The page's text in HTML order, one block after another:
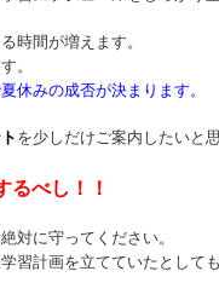
時間が増えます。
。
休みの成否が決まります。
を少しだけご案内したいと
るべし！！
対に守ってください。
習計画を立てていたとして